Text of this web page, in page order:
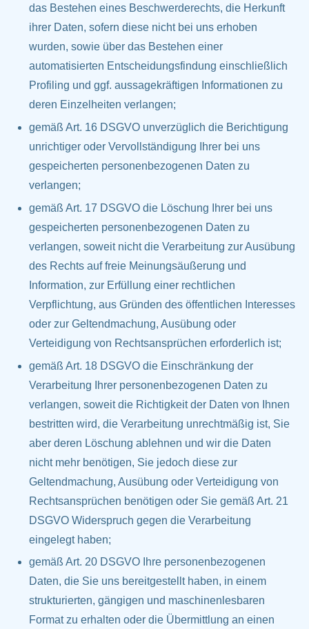
das Bestehen eines Beschwerderechts, die Herkunft
ihrer Daten, sofern diese nicht bei uns erhoben
wurden, sowie über das Bestehen einer
automatisierten Entscheidungsfindung einschließlich
Profiling und ggf. aussagekräftigen Informationen zu
deren Einzelheiten verlangen;
gemäß Art. 16 DSGVO unverzüglich die Berichtigung
unrichtiger oder Vervollständigung Ihrer bei uns
gespeicherten personenbezogenen Daten zu
verlangen;
gemäß Art. 17 DSGVO die Löschung Ihrer bei uns
gespeicherten personenbezogenen Daten zu
verlangen, soweit nicht die Verarbeitung zur Ausübung
des Rechts auf freie Meinungsäußerung und
Information, zur Erfüllung einer rechtlichen
Verpflichtung, aus Gründen des öffentlichen Interesses
oder zur Geltendmachung, Ausübung oder
Verteidigung von Rechtsansprüchen erforderlich ist;
gemäß Art. 18 DSGVO die Einschränkung der
Verarbeitung Ihrer personenbezogenen Daten zu
verlangen, soweit die Richtigkeit der Daten von Ihnen
bestritten wird, die Verarbeitung unrechtmäßig ist, Sie
aber deren Löschung ablehnen und wir die Daten
nicht mehr benötigen, Sie jedoch diese zur
Geltendmachung, Ausübung oder Verteidigung von
Rechtsansprüchen benötigen oder Sie gemäß Art. 21
DSGVO Widerspruch gegen die Verarbeitung
eingelegt haben;
gemäß Art. 20 DSGVO Ihre personenbezogenen
Daten, die Sie uns bereitgestellt haben, in einem
strukturierten, gängigen und maschinenlesbaren
Format zu erhalten oder die Übermittlung an einen